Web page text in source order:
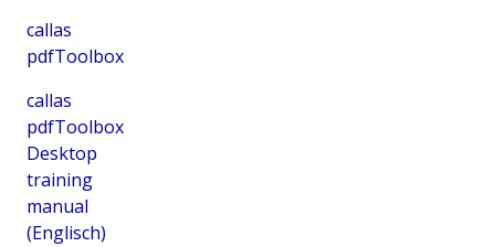
callas
pdfToolbox
callas
pdfToolbox
Desktop
training
manual
(Englisch)